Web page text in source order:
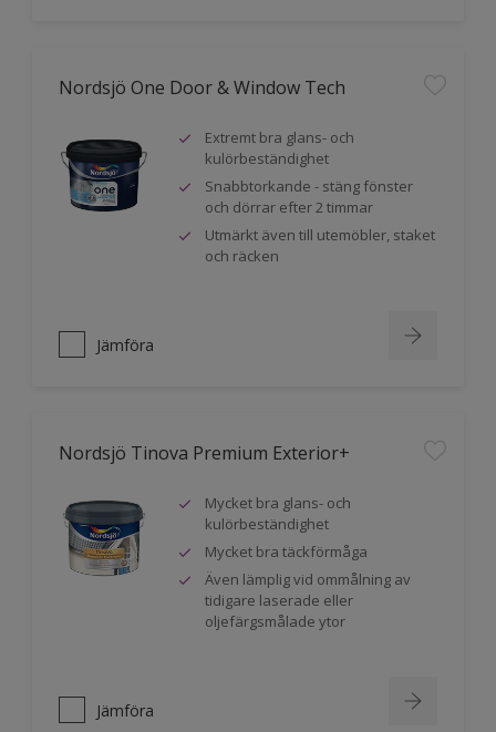
Nordsjö One Door & Window Tech
Extremt bra glans- och
kulörbeständighet
Snabbtorkande - stäng fönster
och dörrar efter 2 timmar
Utmärkt även till utemöbler, staket
och räcken
Jämföra
Nordsjö Tinova Premium Exterior+
Mycket bra glans- och
kulörbeständighet
Mycket bra täckförmåga
Även lämplig vid ommålning av
tidigare laserade eller
oljefärgsmålade ytor
Jämföra